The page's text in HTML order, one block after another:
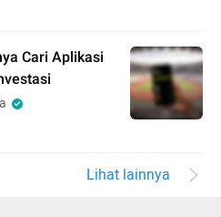
Cari Aplikasi
Lihat lainnya